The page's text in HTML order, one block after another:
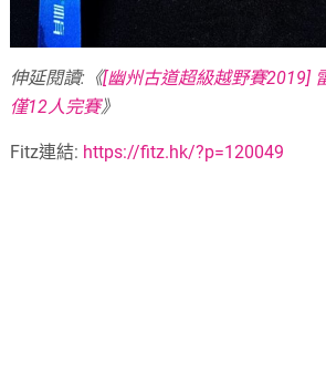
伸延閱讀:《[幽州古道超級越野賽2019]
僅12人完賽》
Fitz連結: https://fitz.hk/?p=120049